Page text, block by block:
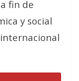
fin de
y social